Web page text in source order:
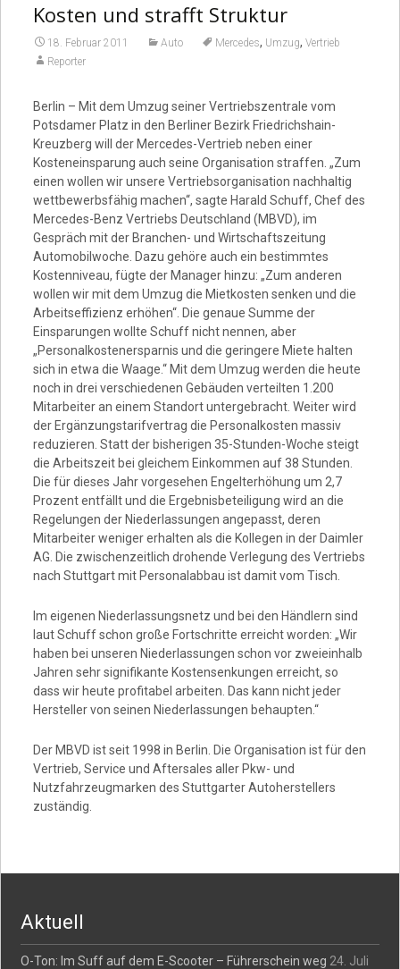
Kosten und strafft Struktur
18. Februar 2011 Auto Mercedes, Umzug, Vertrieb
Reporter
Berlin – Mit dem Umzug seiner Vertriebszentrale vom
Potsdamer Platz in den Berliner Bezirk Friedrichshain-
Kreuzberg will der Mercedes-Vertrieb neben einer
Kosteneinsparung auch seine Organisation straffen. „Zum
einen wollen wir unsere Vertriebsorganisation nachhaltig
wettbewerbsfähig machen“, sagte Harald Schuff, Chef des
Mercedes-Benz Vertriebs Deutschland (MBVD), im
Gespräch mit der Branchen- und Wirtschaftszeitung
Automobilwoche. Dazu gehöre auch ein bestimmtes
Kostenniveau, fügte der Manager hinzu: „Zum anderen
wollen wir mit dem Umzug die Mietkosten senken und die
Arbeitseffizienz erhöhen“. Die genaue Summe der
Einsparungen wollte Schuff nicht nennen, aber
„Personalkostenersparnis und die geringere Miete halten
sich in etwa die Waage.“ Mit dem Umzug werden die heute
noch in drei verschiedenen Gebäuden verteilten 1.200
Mitarbeiter an einem Standort untergebracht. Weiter wird
der Ergänzungstarifvertrag die Personalkosten massiv
reduzieren. Statt der bisherigen 35-Stunden-Woche steigt
die Arbeitszeit bei gleichem Einkommen auf 38 Stunden.
Die für dieses Jahr vorgesehen Engelterhöhung um 2,7
Prozent entfällt und die Ergebnisbeteiligung wird an die
Regelungen der Niederlassungen angepasst, deren
Mitarbeiter weniger erhalten als die Kollegen in der Daimler
AG. Die zwischenzeitlich drohende Verlegung des Vertriebs
nach Stuttgart mit Personalabbau ist damit vom Tisch.
Im eigenen Niederlassungsnetz und bei den Händlern sind
laut Schuff schon große Fortschritte erreicht worden: „Wir
haben bei unseren Niederlassungen schon vor zweieinhalb
Jahren sehr signifikante Kostensenkungen erreicht, so
dass wir heute profitabel arbeiten. Das kann nicht jeder
Hersteller von seinen Niederlassungen behaupten.“
Der MBVD ist seit 1998 in Berlin. Die Organisation ist für den
Vertrieb, Service und Aftersales aller Pkw- und
Nutzfahrzeugmarken des Stuttgarter Autoherstellers
zuständig.
Aktuell
O-Ton: Im Suff auf dem E-Scooter – Führerschein weg 24. Juli